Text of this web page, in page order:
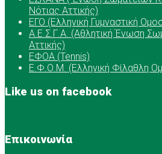
Νότιας Αττικής)
ΕΓΟ (Ελληνική Γυμναστική
Α.Ε.Σ.Γ.Α. (Αθλητική Ένωση
Αττικής)
ΕΦΟΑ (Tennis)
Ε.Φ.Ο.Μ. (Ελληνική Φίλαθλη
Like us on facebook
Επικοινωνία